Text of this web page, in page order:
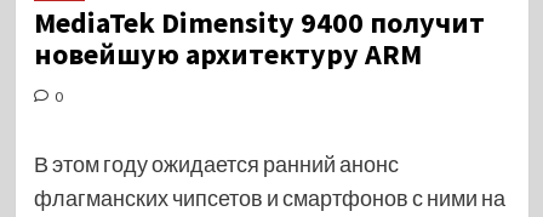
MediaTek Dimensity 9400 получит
новейшую архитектуру ARM
0
В этом году ожидается ранний анонс
флагманских чипсетов и смартфонов с ними на